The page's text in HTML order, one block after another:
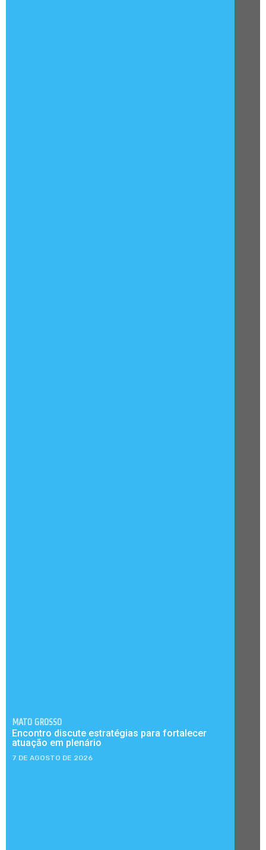
MATO GROSSO
Encontro discute estratégias para fortalecer
atuação em plenário
7 DE AGOSTO DE 2026